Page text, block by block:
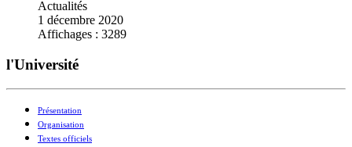
Actualités
1 décembre 2020
Affichages : 3289
l'Université
Présentation
Organisation
Textes officiels